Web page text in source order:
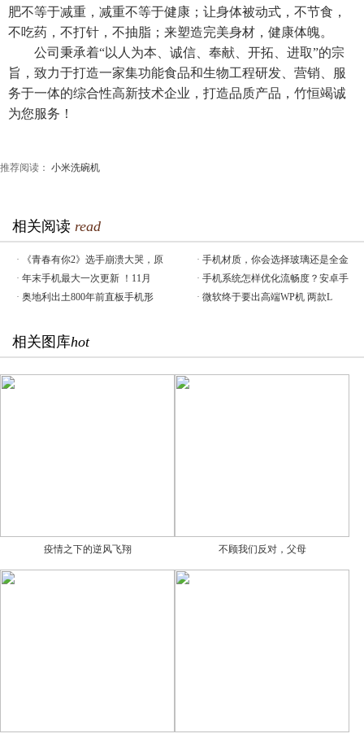
肥不等于减重，减重不等于健康；让身体被动式，不节食，
不吃药，不打针，不抽脂；来塑造完美身材，健康体魄。
公司秉承着“以人为本、诚信、奉献、开拓、进取”的宗
旨，致力于打造一家集功能食品和生物工程研发、营销、服
务于一体的综合性高新技术企业，打造品质产品，竹恒竭诚
为您服务！
推荐阅读： 小米洗碗机
相关阅读 read
· 《青春有你2》选手崩溃大哭，原 · 手机材质，你会选择玻璃还是全金
· 年末手机最大一次更新 ！11月 · 手机系统怎样优化流畅度？安卓手
· 奥地利出土800年前直板手机形 · 微软终于要出高端WP机 两款L
相关图库hot
疫情之下的逆风飞翔 不顾我们反对，父母